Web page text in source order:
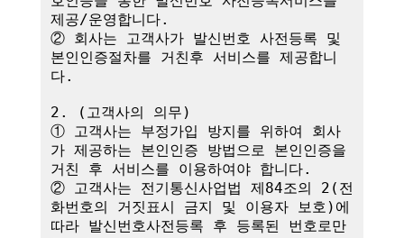
제공/운영합니다.
② 회사는 고객사가 발신번호 사전등록 및
본인인증절차를 거친후 서비스를 제공합니
다.
2. (고객사의 의무)
① 고객사는 부정가입 방지를 위하여 회사
가 제공하는 본인인증 방법으로 본인인증을
거친 후 서비스를 이용하여야 합니다.
② 고객사는 전기통신사업법 제84조의 2(전
화번호의 거짓표시 금지 및 이용자 보호)에
따라 발신번호사전등록 후 등록된 번호로만